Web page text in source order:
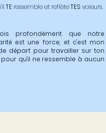
TE ressemble et reflèteTES valeurs.
profondément que notre
est une force, et c'est mon
départ pour travailler sur ton
pour qu'il ne ressemble à aucun